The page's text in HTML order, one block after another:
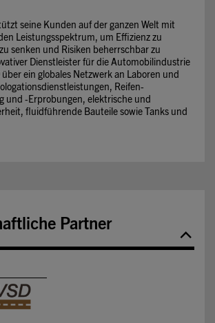
seine Kunden auf der ganzen Welt mit
Leistungsspektrum, um Effizienz zu
senken und Risiken beherrschbar zu
Dienstleister für die Automobilindustrie
ein globales Netzwerk an Laboren und
Reifen-
und -Erprobungen, elektrische und
fluidführende Bauteile sowie Tanks und
Partner